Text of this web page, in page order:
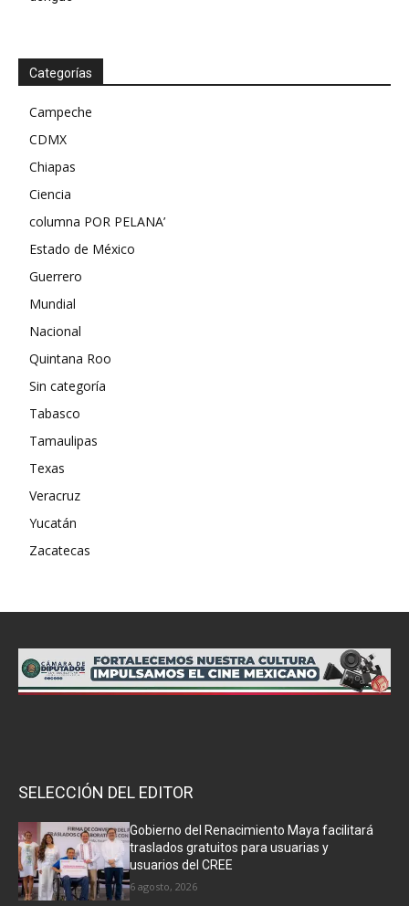
Categorías
Campeche
CDMX
Chiapas
Ciencia
columna POR PELANA’
Estado de México
Guerrero
Mundial
Nacional
Quintana Roo
Sin categoría
Tabasco
Tamaulipas
Texas
Veracruz
Yucatán
Zacatecas
SELECCIÓN DEL EDITOR
Gobierno del Renacimiento Maya facilitará
traslados gratuitos para usuarias y
usuarios del CREE
6 agosto, 2026